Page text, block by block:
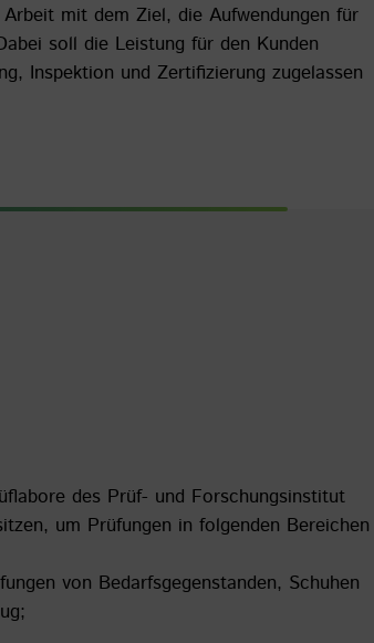
mit dem Ziel, die Aufwendungen für
soll die Leistung für den Kunden
Inspektion und Zertifizierung zugelassen
des Prüf- und Forschungsinstitut
um Prüfungen in folgenden Bereichen
von Bedarfsgegenstanden, Schuhen